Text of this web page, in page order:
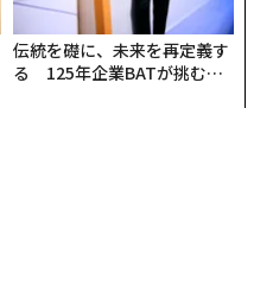
伝統を礎に、未来を再定義す
る 125年企業BATが挑むス